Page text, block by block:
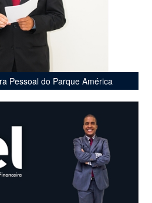
Pessoal do Parque América